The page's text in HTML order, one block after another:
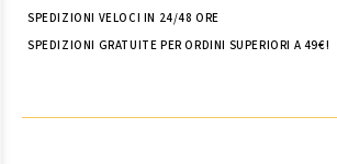
SPEDIZIONI VELOCI IN 24/48 ORE
SPEDIZIONI GRATUITE PER ORDINI SUPERIORI A 49€!